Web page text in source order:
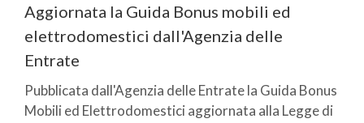
Aggiornata la Guida Bonus mobili ed
elettrodomestici dall'Agenzia delle
Entrate
Pubblicata dall'Agenzia delle Entrate la Guida Bonus
Mobili ed Elettrodomestici aggiornata alla Legge di